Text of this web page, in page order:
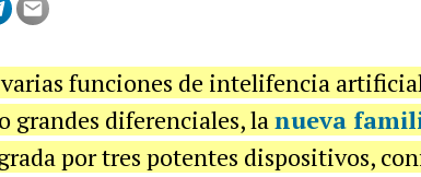
funciones de intelifencia
grandes diferenciales, lanueva
por tres potentes dispositivos,